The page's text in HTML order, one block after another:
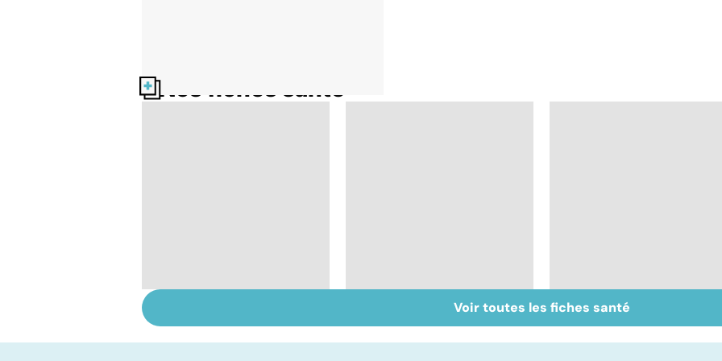
Nos fiches santé
sur la maladie
Variole du singe :
symptômes,
La tuberculose
pulmonaire
Voir toutes les fiches santé